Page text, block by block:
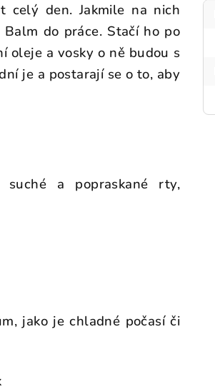
celý den. Jakmile na nich
do práce. Stačí ho po
oleje a vosky o ně budou s
je a postarají se o to, aby
a popraskané rty,
jako je chladné počasí či